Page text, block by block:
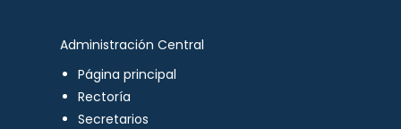
Administración Central
Página principal
Rectoría
Secretarios